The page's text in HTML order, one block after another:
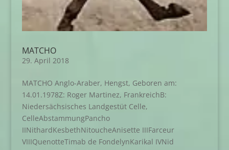
MATCHO
29. April 2018
MATCHO Anglo-Araber, Hengst, Geboren am:
14.01.1978Z: Roger Martinez, FrankreichB:
Niedersächsisches Landgestüt Celle,
CelleAbstammungPancho
IINithardKesbethNitoucheAnisette IIIFarceur
VIIIQuenotteTimab de FondelynKarikal IVNid